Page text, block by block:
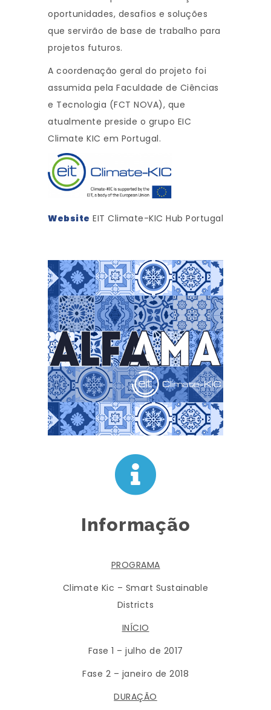
oportunidades, desafios e soluções
que servirão de base de trabalho para
projetos futuros.
A coordenação geral do projeto foi
assumida pela Faculdade de Ciências
e Tecnologia (FCT NOVA), que
atualmente preside o grupo EIC
Climate KIC em Portugal.
Website EIT Climate-KIC Hub Portugal
Informação
PROGRAMA
Climate Kic – Smart Sustainable
Districts
INÍCIO
Fase 1 – julho de 2017
Fase 2 – janeiro de 2018
DURAÇÃO